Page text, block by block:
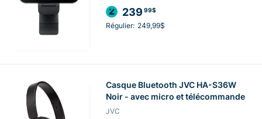
239 99$
Régulier: 249,99$
Casque Bluetooth JVC HA-S36W
Noir - avec micro et télécommande
JVC